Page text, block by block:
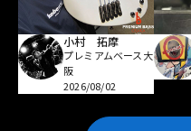
小村 拓摩
プレミアムベース大
阪
2026/08/02